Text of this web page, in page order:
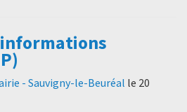
- Sauvigny-le-Beuréal le 20